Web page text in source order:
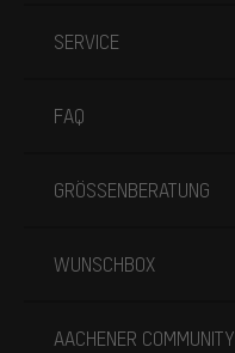
SERVICE
FAQ
GRÖSSENBERATUNG
WUNSCHBOX
AACHENER COMMUNITY